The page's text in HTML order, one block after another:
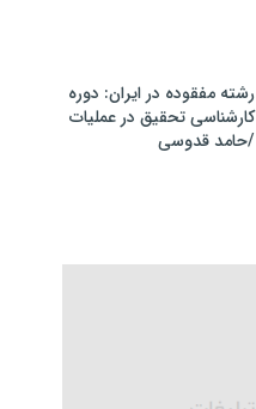
رشته مفقوده در ایران: دوره
کارشناسی تحقیق در عملیات
/حامد قدوسی